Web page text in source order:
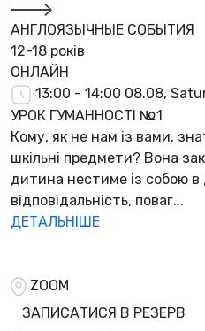
АНГЛОЯЗЫЧНЫЕ СОБЫТИЯ
12-18 років
ОНЛАЙН
13:00 - 14:00 08.08,
УРОК ГУМАННОСТІ №1
Кому, як не нам із вами,
шкільні предмети? Вона
дитина нестиме із собою
відповідальність, поваг...
ДЕТАЛЬНІШЕ
ZOOM
ЗАПИСАТИСЯ В РЕЗЕРВ